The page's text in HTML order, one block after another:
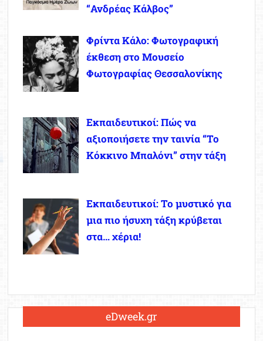
“Ανδρέας Κάλβος”
Φρίντα Κάλο: Φωτογραφική
έκθεση στο Μουσείο
Φωτογραφίας Θεσσαλονίκης
Εκπαιδευτικοί: Πώς να
αξιοποιήσετε την ταινία “Το
Κόκκινο Μπαλόνι” στην τάξη
Εκπαιδευτικοί: Το μυστικό για
μια πιο ήσυχη τάξη κρύβεται
στα… χέρια!
eDweek.gr